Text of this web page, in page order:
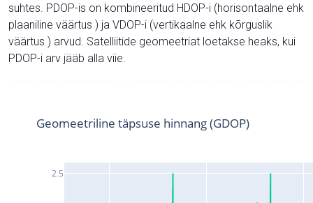
suhtes. PDOP-is on kombineeritud HDOP-i (horisontaalne ehk
plaaniline väärtus ) ja VDOP-i (vertikaalne ehk kõrguslik
väärtus ) arvud. Satelliitide geomeetriat loetakse heaks, kui
PDOP-i arv jääb alla viie.
2.5
Geomeetriline täpsuse hinnang (GDOP)